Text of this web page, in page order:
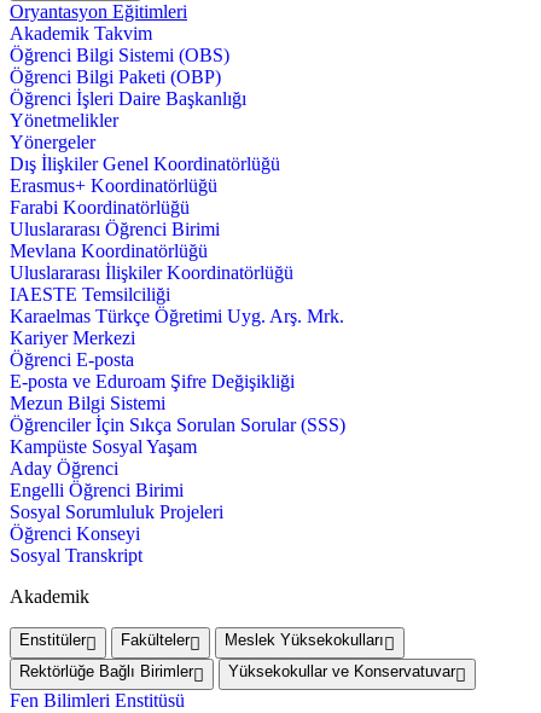
Oryantasyon Eğitimleri
Akademik Takvim
Öğrenci Bilgi Sistemi (OBS)
Öğrenci Bilgi Paketi (OBP)
Öğrenci İşleri Daire Başkanlığı
Yönetmelikler
Yönergeler
Dış İlişkiler Genel Koordinatörlüğü
Erasmus+ Koordinatörlüğü
Farabi Koordinatörlüğü
Uluslararası Öğrenci Birimi
Mevlana Koordinatörlüğü
Uluslararası İlişkiler Koordinatörlüğü
IAESTE Temsilciliği
Karaelmas Türkçe Öğretimi Uyg. Arş. Mrk.
Kariyer Merkezi
Öğrenci E-posta
E-posta ve Eduroam Şifre Değişikliği
Mezun Bilgi Sistemi
Öğrenciler İçin Sıkça Sorulan Sorular (SSS)
Kampüste Sosyal Yaşam
Aday Öğrenci
Engelli Öğrenci Birimi
Sosyal Sorumluluk Projeleri
Öğrenci Konseyi
Sosyal Transkript
Akademik
Enstitüler Fakülteler
Meslek Yüksekokulları
Rektörlüğe Bağlı Birimler
Yüksekokullar ve Konservatuvar
Fen Bilimleri Enstitüsü